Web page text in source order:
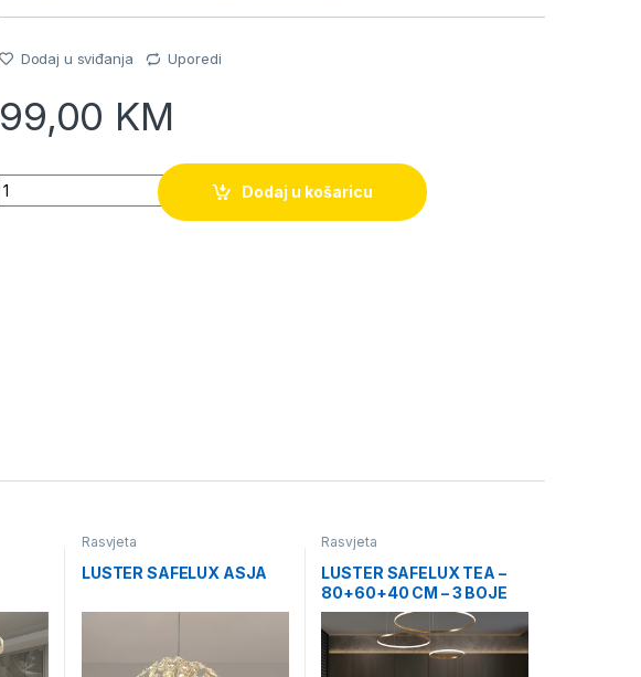
Dodaj u sviđanja Uporedi
99,00 KM
Quantity
Dodaj u košaricu
Rasvjeta
LUSTER SAFELUX ASJA
Rasvjeta
LUSTER SAFELUX TEA –
80+60+40 CM – 3 BOJE
OSVJETLJENJA